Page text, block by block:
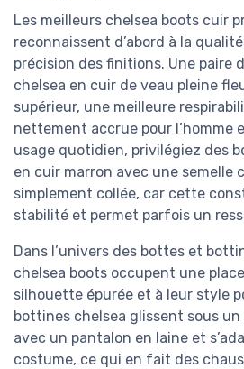
Les meilleurs chelsea boots cuir
reconnaissent d’abord à la
précision des finitions. Une paire
chelsea en cuir de veau pleine
supérieur, une meilleure
nettement accrue pour l’homme
usage quotidien, privilégiez des
en cuir marron avec une semelle
simplement collée, car cette
stabilité et permet parfois un
Dans l’univers des bottes et
chelsea boots occupent une
silhouette épurée et à leur style
bottines chelsea glissent sous
avec un pantalon en laine et
costume, ce qui en fait des